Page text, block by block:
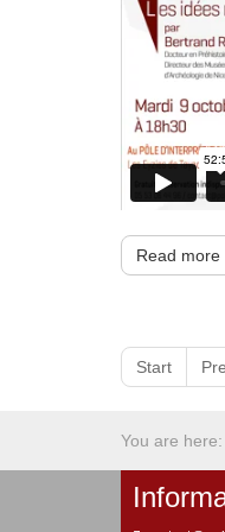
Read more
Start
You are here: